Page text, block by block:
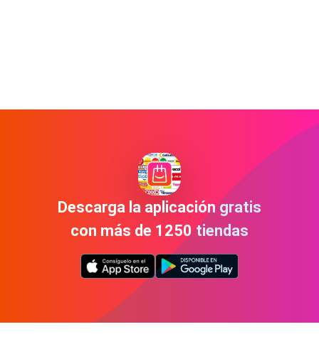
Descarga la aplicación gratis
con más de 1250 tiendas